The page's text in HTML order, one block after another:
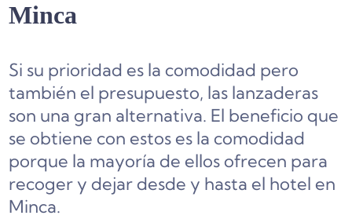
Minca
Si su prioridad es la comodidad pero
también el presupuesto, las lanzaderas
son una gran alternativa. El beneficio que
se obtiene con estos es la comodidad
porque la mayoría de ellos ofrecen para
recoger y dejar desde y hasta el hotel en
Minca.